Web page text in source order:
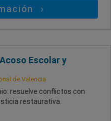
Escolar y
de Valencia
resuelve conflictos con
restaurativa.